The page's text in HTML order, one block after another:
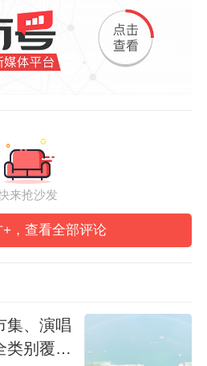
来抢沙发
，查看全部评论
集、演唱
别覆